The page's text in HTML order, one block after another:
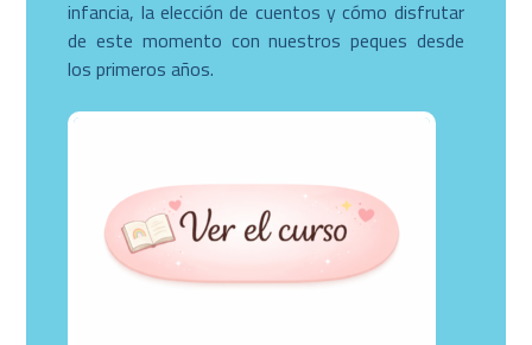
infancia, la elección de cuentos y cómo disfrutar
de este momento con nuestros peques desde
los primeros años.